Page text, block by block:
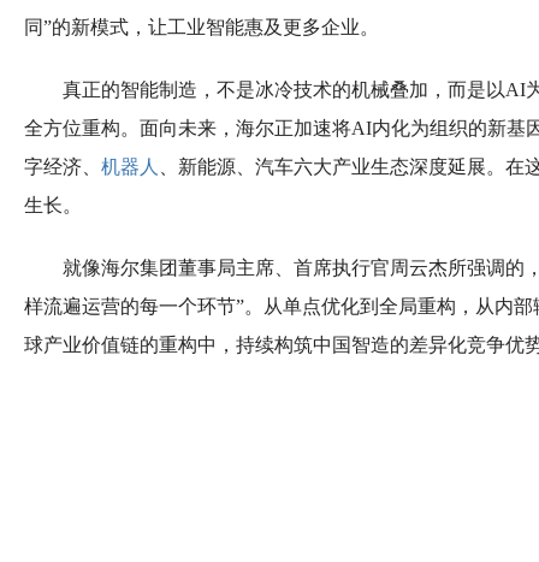
同”的新模式，让工业智能惠及更多企业。
真正的智能制造，不是冰冷技术的机械叠加，而是以AI
全方位重构。面向未来，海尔正加速将AI内化为组织的新基
字经济、 机器人
、新能源、汽车六大产业生态深度延展。
生长。
就像海尔集团董事局主席、首席执行官周云杰所强调
样流遍运营的每一个环节”。从单点优化到全局重构，从内
球产业价值链的重构中，持续构筑中国智造的差异化竞争优